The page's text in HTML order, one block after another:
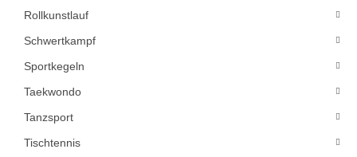
Rollkunstlauf
Schwertkampf
Sportkegeln
Taekwondo
Tanzsport
Tischtennis